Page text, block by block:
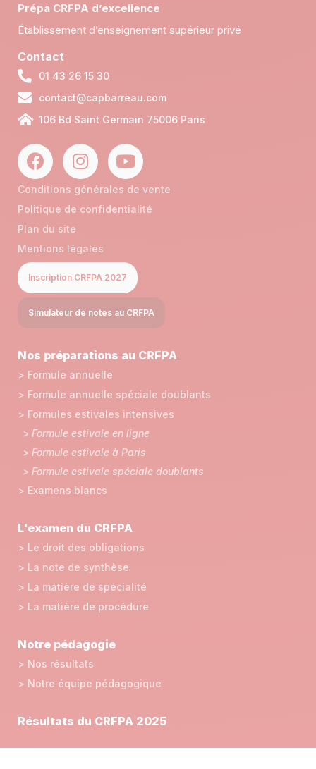
Prépa CRFPA d’excellence
Établissement d’enseignement supérieur privé
Contact
01 43 26 15 30
contact@capbarreau.com
106 Bd Saint Germain 75006 Paris
Conditions générales de vente
Politique de confidentialité
Plan du site
Mentions légales
Inscription CRFPA 2027
Simulateur de notes au CRFPA
Nos préparations au CRFPA
> Formule annuelle
> Formule annuelle spéciale doublants
> Formules estivales intensives
> Formule estivale en ligne
> Formule estivale à Paris
> Formule estivale spéciale doublants
> Examens blancs
L'examen du CRFPA
> Le droit des obligations
> La note de synthèse
> La matière de spécialité
> La matière de procédure
Notre pédagogie
> Nos résultats
> Notre équipe pédagogique
Résultats du CRFPA 2025